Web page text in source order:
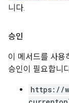
니다.
승인
이 메서드를 사용
승인이 필요합니
https://